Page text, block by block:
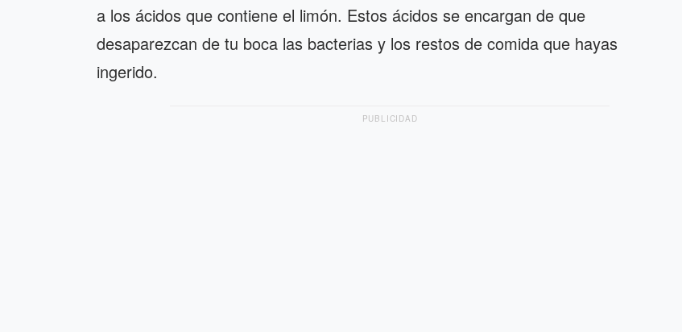
a los ácidos que contiene el limón. Estos ácidos se encargan de que
desaparezcan de tu boca las bacterias y los restos de comida que hayas
ingerido.
PUBLICIDAD